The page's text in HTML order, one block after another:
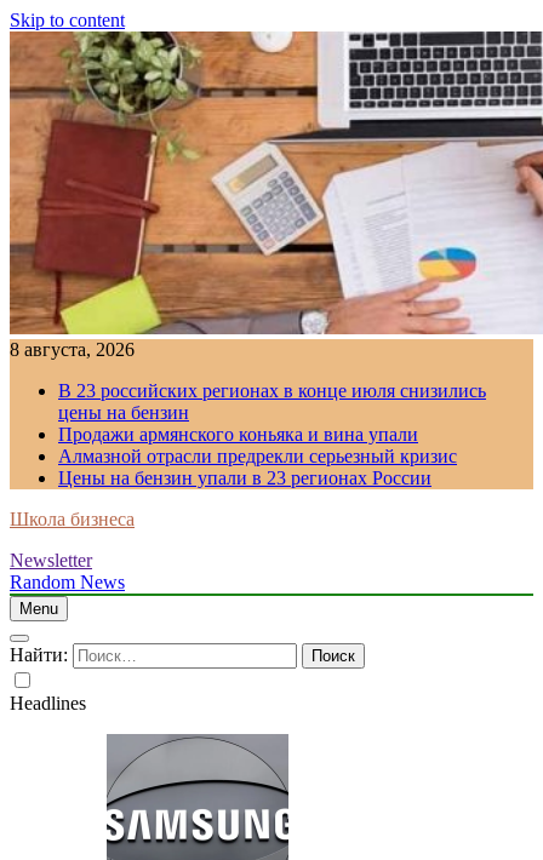
Skip to content
8 августа, 2026
В 23 российских регионах в конце июля снизились
цены на бензин
Продажи армянского коньяка и вина упали
Алмазной отрасли предрекли серьезный кризис
Цены на бензин упали в 23 регионах России
Школа бизнеса
Newsletter
Random News
Menu
Найти:
Headlines